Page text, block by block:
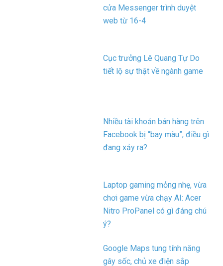
cửa Messenger trình duyệt
web từ 16-4
Cục trưởng Lê Quang Tự Do
tiết lộ sự thật về ngành game
Nhiều tài khoản bán hàng trên
Facebook bị “bay màu”, điều gì
đang xảy ra?
Laptop gaming mỏng nhẹ, vừa
chơi game vừa chạy AI: Acer
Nitro ProPanel có gì đáng chú
ý?
Google Maps tung tính năng
gây sốc, chủ xe điện sắp